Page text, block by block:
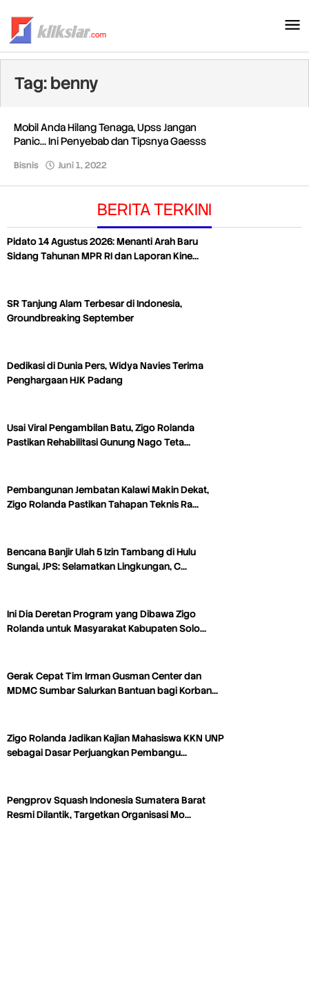
konten
Tag:benny
Mobil Anda Hilang Tenaga, Upss Jangan
Panic… Ini Penyebab dan Tipsnya Gaesss
Bisnis Juni 1, 2022
BERITA TERKINI
Pidato 14 Agustus 2026: Menanti Arah Baru
Sidang Tahunan MPR RI dan Laporan Kine…
SR Tanjung Alam Terbesar di Indonesia,
Groundbreaking September
Dedikasi di Dunia Pers, Widya Navies Terima
Penghargaan HJK Padang
Usai Viral Pengambilan Batu, Zigo Rolanda
Pastikan Rehabilitasi Gunung Nago Teta…
Pembangunan Jembatan Kalawi Makin Dekat,
Zigo Rolanda Pastikan Tahapan Teknis Ra…
Bencana Banjir Ulah 5 Izin Tambang di Hulu
Sungai, JPS: Selamatkan Lingkungan, C…
Ini Dia Deretan Program yang Dibawa Zigo
Rolanda untuk Masyarakat Kabupaten Solo…
Gerak Cepat Tim Irman Gusman Center dan
MDMC Sumbar Salurkan Bantuan bagi Korban…
Zigo Rolanda Jadikan Kajian Mahasiswa KKN UNP
sebagai Dasar Perjuangkan Pembangu…
Pengprov Squash Indonesia Sumatera Barat
Resmi Dilantik, Targetkan Organisasi Mo…